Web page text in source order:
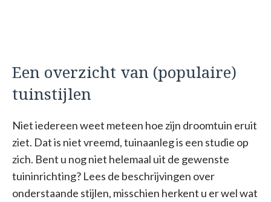
Een overzicht van (populaire)
tuinstijlen
Niet iedereen weet meteen hoe zijn droomtuin eruit
ziet. Dat is niet vreemd, tuinaanleg is een studie op
zich. Bent u nog niet helemaal uit de gewenste
tuininrichting? Lees de beschrijvingen over
onderstaande stijlen, misschien herkent u er wel wat